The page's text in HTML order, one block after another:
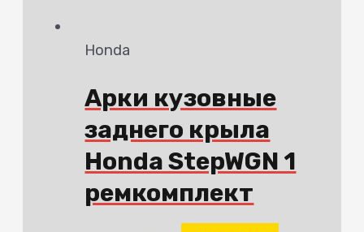
Honda
Арки кузовные
заднего крыла
Honda StepWGN 1
ремкомплект